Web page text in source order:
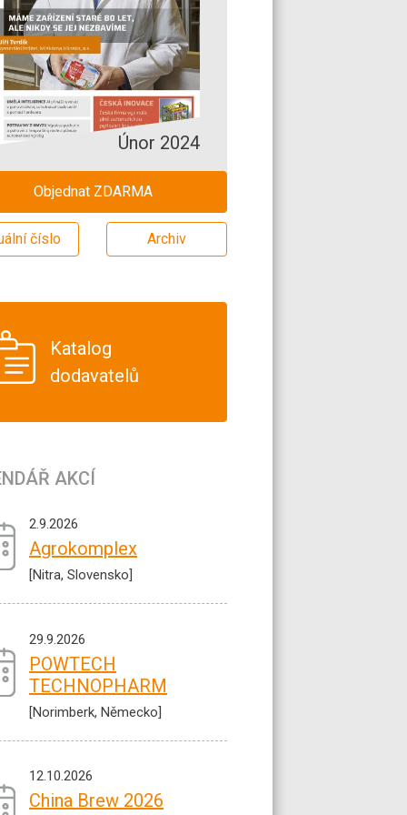
Únor 2024
Objednat ZDARMA
číslo Archiv
Katalog
dodavatelů
AKCÍ
2.9.2026
Agrokomplex
[Nitra, Slovensko]
29.9.2026
POWTECH
TECHNOPHARM
[Norimberk, Německo]
12.10.2026
China Brew 2026